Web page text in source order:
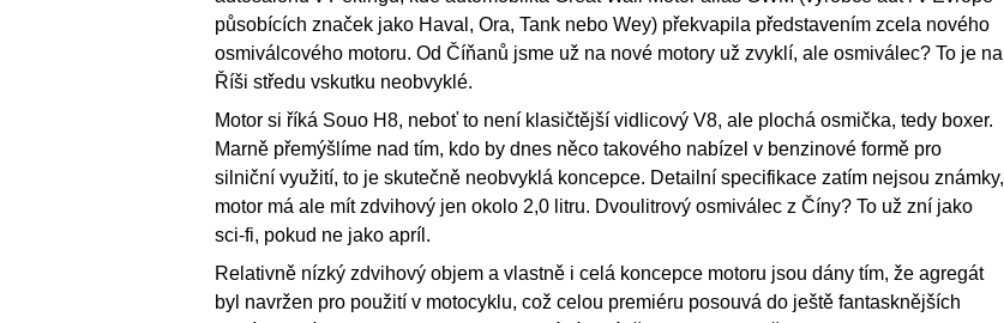
působících značek jako Haval, Ora, Tank nebo Wey) překvapila představením zcela nového
osmiválcového motoru. Od Číňanů jsme už na nové motory už zvyklí, ale osmiválec? To je na
Říši středu vskutku neobvyklé.
Motor si říká Souo H8, neboť to není klasičtější vidlicový V8, ale plochá osmička, tedy boxer.
Marně přemýšlíme nad tím, kdo by dnes něco takového nabízel v benzinové formě pro
silniční využití, to je skutečně neobvyklá koncepce. Detailní specifikace zatím nejsou známky,
motor má ale mít zdvihový jen okolo 2,0 litru. Dvoulitrový osmiválec z Číny? To už zní jako
sci-fi, pokud ne jako apríl.
Relativně nízký zdvihový objem a vlastně i celá koncepce motoru jsou dány tím, že agregát
byl navržen pro použití v motocyklu, což celou premiéru posouvá do ještě fantasknějších